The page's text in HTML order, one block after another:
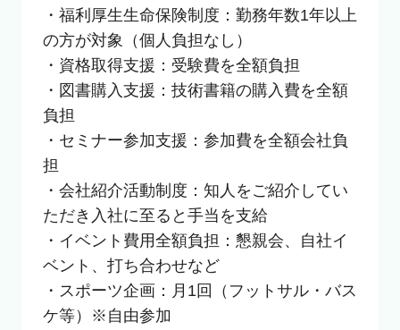
・福利厚生生命保険制度：勤務年数1年以上
の方が対象（個人負担なし）
・資格取得支援：受験費を全額負担
・図書購入支援：技術書籍の購入費を全額
負担
・セミナー参加支援：参加費を全額会社負
担
・会社紹介活動制度：知人をご紹介してい
ただき入社に至ると手当を支給
・イベント費用全額負担：懇親会、自社イ
ベント、打ち合わせなど
・スポーツ企画：月1回（フットサル・バス
ケ等）※自由参加